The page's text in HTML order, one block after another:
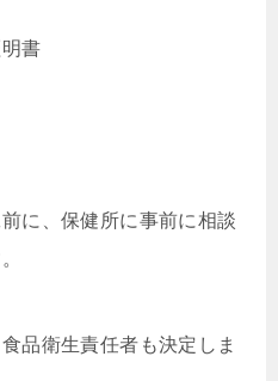
書
に、保健所に事前に相談
品衛生責任者も決定しま